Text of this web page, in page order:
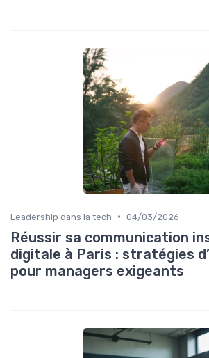
Leadership dans la tech • 04/03/2026
Réussir sa communication
digitale à Paris : stratégies
pour managers exigeants